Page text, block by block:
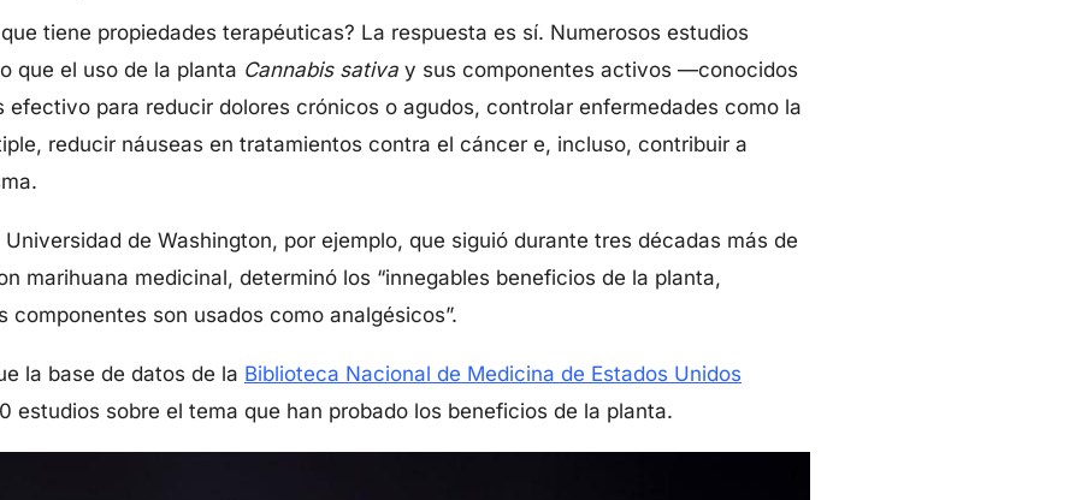
tiene propiedades terapéuticas? La respuesta es sí. Numerosos estudios
que el uso de la planta Cannabis sativa y sus componentes activos —conocidos
para reducir dolores crónicos o agudos, controlar enfermedades como la
reducir náuseas en tratamientos contra el cáncer e, incluso, contribuir a
de Washington, por ejemplo, que siguió durante tres décadas más de
marihuana medicinal, determinó los “innegables beneficios de la planta,
componentes son usados como analgésicos”.
la base de datos de la Biblioteca Nacional de Medicina de Estados Unidos
estudios sobre el tema que han probado los beneficios de la planta.